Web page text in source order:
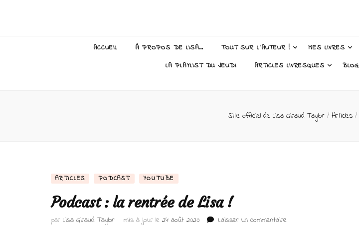
ACCUEIL À PROPOS DE LISA… TOUT SUR L’AUTEUR ! MES LIVRES
LA PLAYLIST DU JEUDI
ARTICLES LIVRESQUES BLOG
Site officiel de Lisa Giraud Taylor / Articles /
ARTICLES PODCAST YOUTUBE
Podcast : la rentrée de Lisa !
par Lisa Giraud Taylor mis à jour le 24 août 2020 Laisser un commentaire